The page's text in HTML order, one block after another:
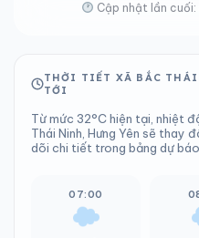
Cập nhật lần
THỜI TIẾT XÃ BẮC
TỚI
Từ mức 32°C hiện tại, nhiệt
Thái Ninh, Hưng Yên sẽ thay
dõi chi tiết trong bảng dự báo
07:00